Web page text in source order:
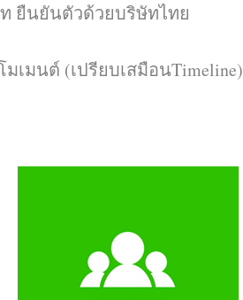
ท ยืนยันตัวด้วยบริษัทไทย
มเมนต์ (เปรียบเสมือนTimeline)